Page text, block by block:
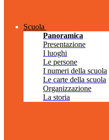
Scuola
Panoramica
Presentazione
I luoghi
Le persone
I numeri della scuola
Le carte della scuola
Organizzazione
La storia